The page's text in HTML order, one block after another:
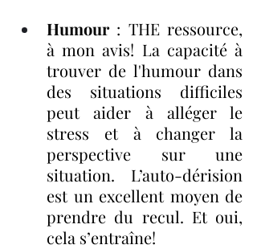
Humour : THE ressource,
à mon avis! La capacité à
trouver de l'humour dans
des situations difficiles
peut aider à alléger le
stress et à changer la
perspective sur une
situation. L’auto-dérision
est un excellent moyen de
prendre du recul. Et oui,
cela s’entraîne!